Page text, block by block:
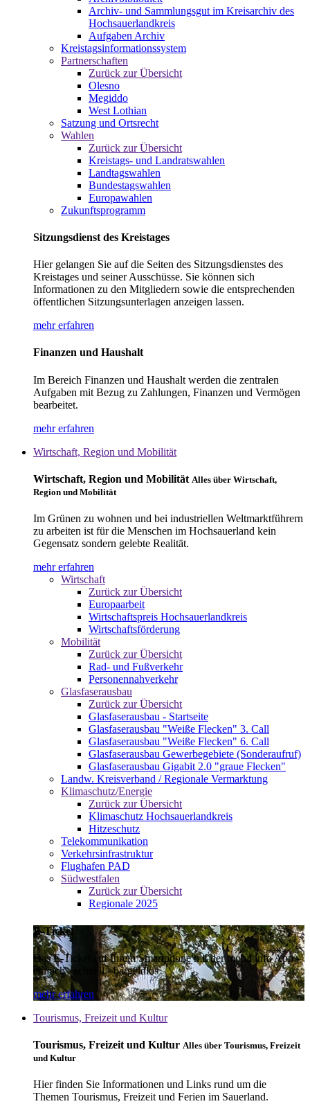
Archiv- und Sammlungsgut im Kreisarchiv des
Hochsauerlandkreis
Aufgaben Archiv
Kreistagsinformationssystem
Partnerschaften
Zurück zur Übersicht
Olesno
Megiddo
West Lothian
Satzung und Ortsrecht
Wahlen
Zurück zur Übersicht
Kreistags- und Landratswahlen
Landtagswahlen
Bundestagswahlen
Europawahlen
Zukunftsprogramm
Sitzungsdienst des Kreistages
Hier gelangen Sie auf die Seiten des Sitzungsdienstes des
Kreistages und seiner Ausschüsse. Sie können sich
Informationen zu den Mitgliedern sowie die entsprechenden
öffentlichen Sitzungsunterlagen anzeigen lassen.
mehr erfahren
Finanzen und Haushalt
Im Bereich Finanzen und Haushalt werden die zentralen
Aufgaben mit Bezug zu Zahlungen, Finanzen und Vermögen
bearbeitet.
mehr erfahren
Wirtschaft, Region und Mobilität
Wirtschaft, Region und Mobilität Alles über Wirtschaft,
Region und Mobilität
Im Grünen zu wohnen und bei industriellen Weltmarktführern
zu arbeiten ist für die Menschen im Hochsauerland kein
Gegensatz sondern gelebte Realität.
mehr erfahren
Wirtschaft
Zurück zur Übersicht
Europaarbeit
Wirtschaftspreis Hochsauerlandkreis
Wirtschaftsförderung
Mobilität
Zurück zur Übersicht
Rad- und Fußverkehr
Personennahverkehr
Glasfaserausbau
Zurück zur Übersicht
Glasfaserausbau - Startseite
Glasfaserausbau "Weiße Flecken" 3. Call
Glasfaserausbau "Weiße Flecken" 6. Call
Glasfaserausbau Gewerbegebiete (Sonderaufruf)
Glasfaserausbau Gigabit 2.0 "graue Flecken"
Landw. Kreisverband / Regionale Vermarktung
Klimaschutz/Energie
Zurück zur Übersicht
Klimaschutz Hochsauerlandkreis
Hitzeschutz
Telekommunikation
Verkehrsinfrastruktur
Flughafen PAD
Südwestfalen
Zurück zur Übersicht
Regionale 2025
E-Ticket
Das E-Ticket auf Ihrem Smartphone mit der mobil info App -
einfach - schnell - bargeldlos
mehr erfahren
Tourismus, Freizeit und Kultur
Tourismus, Freizeit und Kultur Alles über Tourismus, Freizeit
und Kultur
Hier finden Sie Informationen und Links rund um die
Themen Tourismus, Freizeit und Ferien im Sauerland.